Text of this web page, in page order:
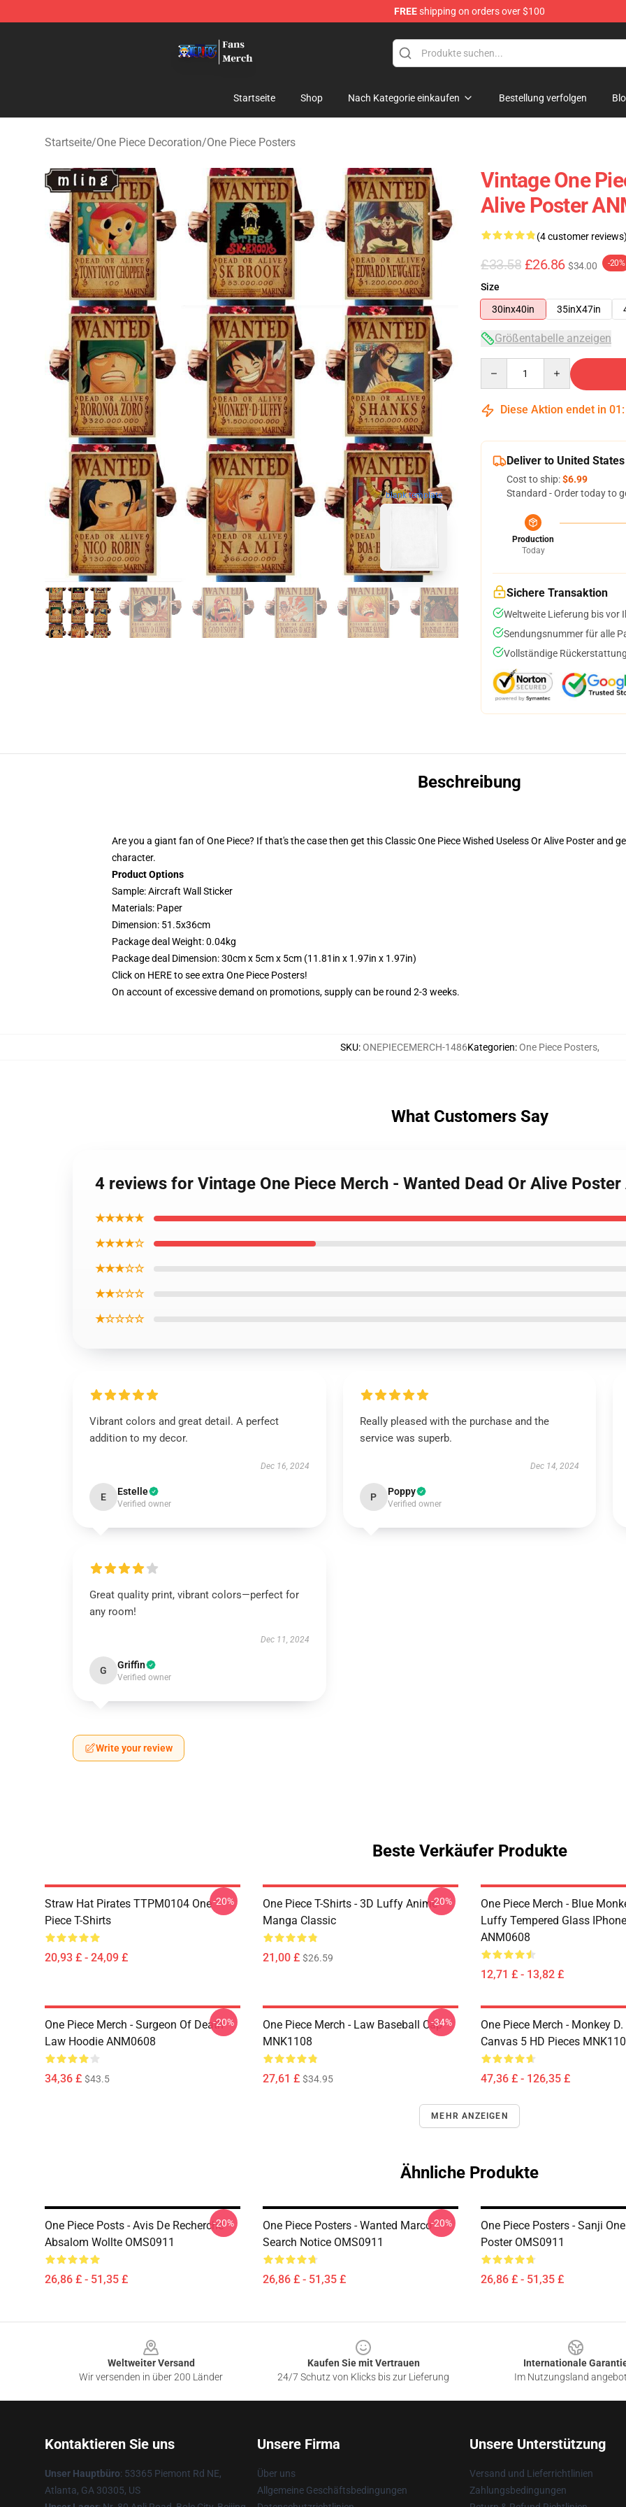
FREEshipping on orders over $100
Startseite Shop Nach Kategorie einkaufen Bestellung verfolgen
Startseite/One Piece Decoration/One Piece Posters
blank template
Vintage One
Alive Poster
(4 customer reviews)
£33.58 £26.86 $34.00 -20%
Size
30inx40in
35inX47in
Größentabelle anzeigen
Diese Aktion endet in 01 :
Deliver to United States
Cost to ship:$6.99
Standard - Order today to
Production
Today
Sichere Transaktion
Weltweite Lieferung bis vor
Sendungsnummer für alle
Vollständige
Beschreibung
Are you a giant fan of One Piece? If that's the case then get this Classic One Piece Wished Useless Or Alive Poster and
character.
Product Options
Sample: Aircraft Wall Sticker
Materials: Paper
Dimension: 51.5x36cm
Package deal Weight: 0.04kg
Package deal Dimension: 30cm x 5cm x 5cm (11.81in x 1.97in x 1.97in)
Click on HEREto see extra One Piece Posters!
On account of excessive demand on promotions, supply can be round 2-3 weeks.
SKU:ONEPIECEMERCH-1486Kategorien:One Piece Posters,
What Customers Say
4 reviews for Vintage One Piece Merch - Wanted Dead Or Alive
★★★★★
★★★★☆
★★★☆☆
★★☆☆☆
★☆☆☆☆
Vibrant colors and great detail. A perfect
addition to my decor.
Dec 16, 2024
E Estelle
Verified owner
Really pleased with the purchase and the
service was superb.
Dec 14, 2024
P Poppy
Verified owner
Great quality print, vibrant colors—perfect for
any room!
Dec 11, 2024
G Griffin
Verified owner
Write your review
Beste Verkäufer Produkte
Straw Hat Pirates TTPM0104 One
Piece T-Shirts
20,93 £ - 24,09 £
-20%
One Piece T-Shirts - 3D Luffy Anime
Manga Classic
21,00 £ $26.59
-20%
One Piece Merch - Blue
Luffy Tempered Glass
ANM0608
12,71 £ - 13,82 £
One Piece Merch - Surgeon Of Death
Law Hoodie ANM0608
34,36 £ $43.5
-20%
One Piece Merch - Law Baseball Cap
MNK1108
27,61 £ $34.95
-34%
One Piece Merch - Monkey
Canvas 5 HD Pieces
47,36 £ - 126,35 £
MEHR ANZEIGEN
Ähnliche Produkte
One Piece Posts - Avis De Recherche
Absalom Wollte OMS0911
26,86 £ - 51,35 £
-20%
One Piece Posters - Wanted Marco
Search Notice OMS0911
26,86 £ - 51,35 £
-20%
One Piece Posters - Sanji
Poster OMS0911
26,86 £ - 51,35 £
Weltweiter Versand
Wir versenden in über 200 Länder
Kaufen Sie mit Vertrauen
24/7 Schutz von Klicks bis zur Lieferung
Internationale
Im Nutzungsland
Kontaktieren Sie uns
Unser Hauptbüro: 53365 Piemont Rd NE,
Atlanta, GA 30305, US
Unsere Firma
Über uns
Allgemeine Geschäftsbedingungen
Unsere Unterstützung
Versand und Lieferrichtlinien
Zahlungsbedingungen